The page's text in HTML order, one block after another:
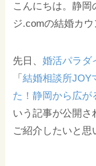
こんにちは。静岡
ジ.comの結婚カウ
先日、婚活パラダ
「結婚相談所JOY
た！静岡から広が
いう記事が公開さ
ご紹介したいと思